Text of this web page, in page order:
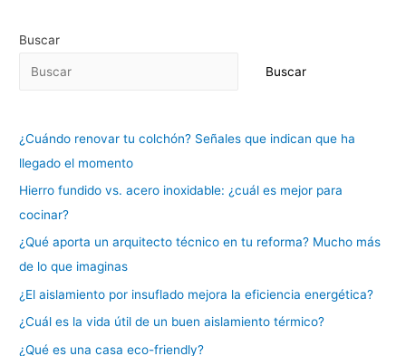
Buscar
Buscar
¿Cuándo renovar tu colchón? Señales que indican que ha
llegado el momento
Hierro fundido vs. acero inoxidable: ¿cuál es mejor para
cocinar?
¿Qué aporta un arquitecto técnico en tu reforma? Mucho más
de lo que imaginas
¿El aislamiento por insuflado mejora la eficiencia energética?
¿Cuál es la vida útil de un buen aislamiento térmico?
¿Qué es una casa eco-friendly?